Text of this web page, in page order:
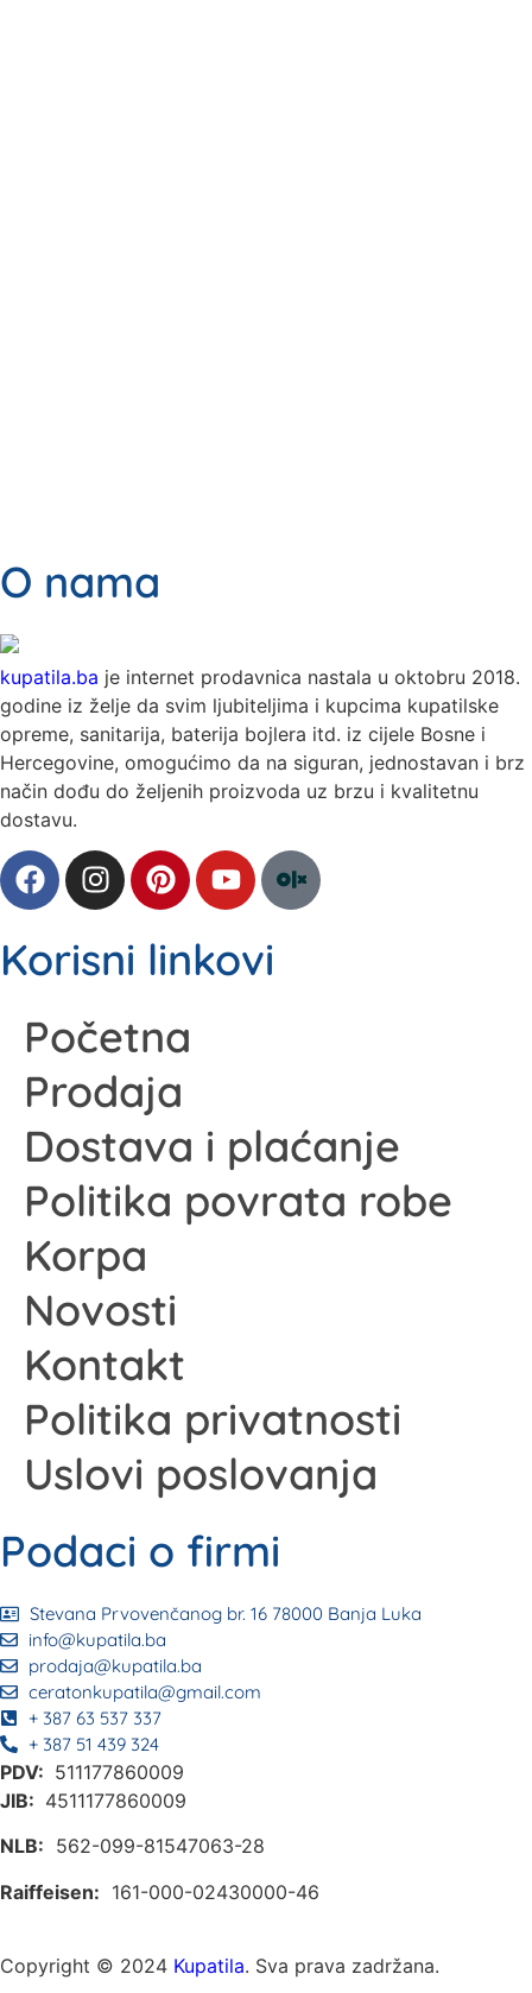
O nama
kupatila.ba je internet prodavnica nastala u oktobru 2018.
godine iz želje da svim ljubiteljima i kupcima kupatilske
opreme, sanitarija, baterija bojlera itd. iz cijele Bosne i
Hercegovine, omogućimo da na siguran, jednostavan i brz
način dođu do željenih proizvoda uz brzu i kvalitetnu
dostavu.
Korisni linkovi
Početna
Prodaja
Dostava i plaćanje
Politika povrata robe
Korpa
Novosti
Kontakt
Politika privatnosti
Uslovi poslovanja
Podaci o firmi
Stevana Prvovenčanog br. 16 78000 Banja Luka
info@kupatila.ba
prodaja@kupatila.ba
ceratonkupatila@gmail.com
+ 387 63 537 337
+ 387 51 439 324
PDV: 511177860009
JIB: 4511177860009
NLB: 562-099-81547063-28
Raiffeisen: 161-000-02430000-46
Copyright © 2024 Kupatila. Sva prava zadržana.